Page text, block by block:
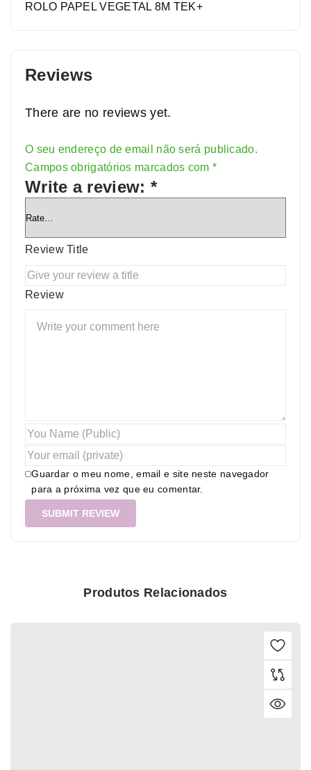
ROLO PAPEL VEGETAL 8M TEK+
Reviews
There are no reviews yet.
O seu endereço de email não será publicado.
Campos obrigatórios marcados com *
Write a review: *
Review Title
Review
Guardar o meu nome, email e site neste navegador
para a próxima vez que eu comentar.
Alternative:
Produtos Relacionados